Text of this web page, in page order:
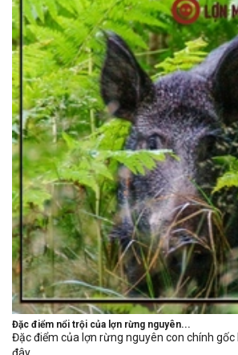
Đặc điểm nổi trội của lợn rừng nguyên...
Đặc điểm của lợn rừng nguyên con chính gốc